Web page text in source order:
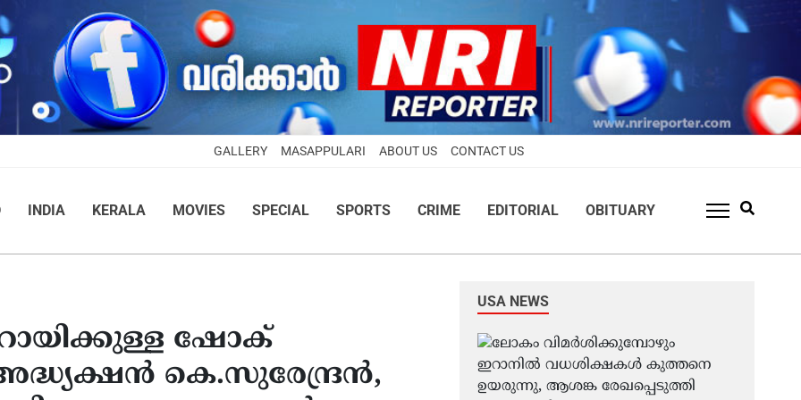
GALLERY MASAPPULARI ABOUT US CONTACT US
INDIA KERALA MOVIES SPECIAL SPORTS CRIME EDITORIAL OBITUARY
ഷോക്
അദ്ധ്യക്ഷന്‍ കെ.സുരേന്ദ്രന്‍,
USA NEWS